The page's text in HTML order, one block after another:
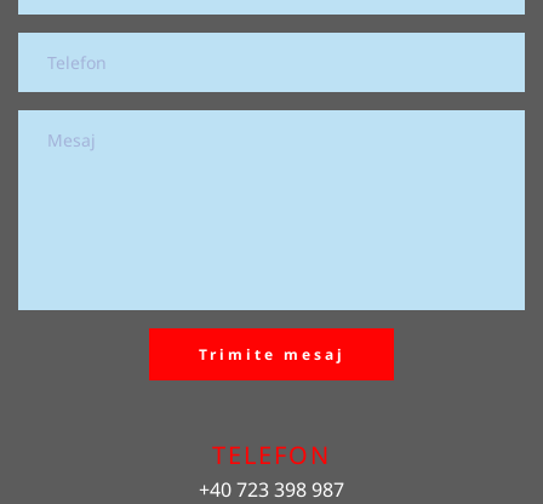
Trimite mesaj
TELEFON
+40 723 398 987